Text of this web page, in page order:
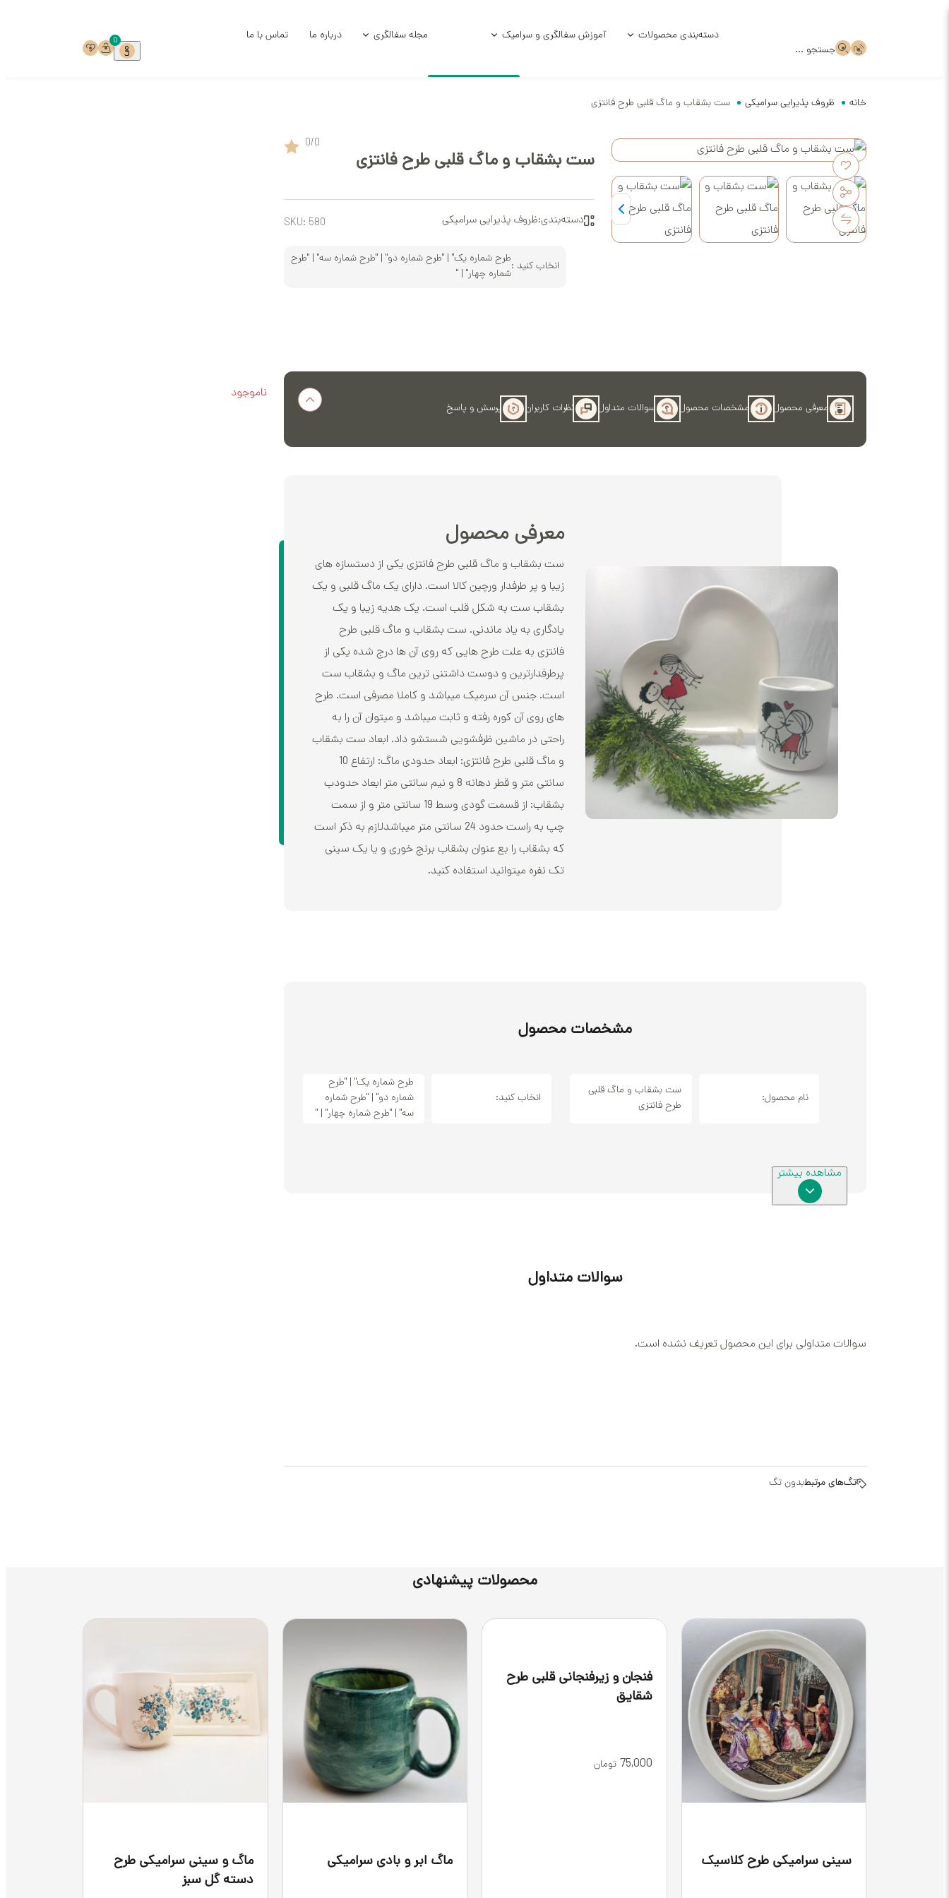
جستجو ...
دسته‌بندی محصولات
ظروف سرامیکی
ظروف سرامیکی خام
قالب گچی استوک
ظروف سفالی
آموزش سفالگری و سرامیک مجله سفالگری
آموزش سفالگری
سفالگری با دست
درباره ما تماس با ما 0
خانه ظروف پذیرایی سرامیکی ست بشقاب و ماگ قلبی طرح فانتزی
ست بشقاب و ماگ قلبی طرح فانتزی
0/0
دسته‌بندی:ظروف پذیرایی سرامیکی SKU: 580
انخاب کنید :
طرح شماره یک" | "طرح شماره دو" | "طرح شماره سه" | "طرح
شماره چهار" | "
معرفی محصول مشخصات محصول سوالات متداول نظرات کاربران پرسش و پاسخ
معرفی محصول
ست بشقاب و ماگ قلبی طرح فانتزی یکی از دستسازه های
زیبا و پر طرفدار ورچین کالا است. دارای یک ماگ قلبی و یک
بشقاب ست به شکل قلب است. یک هدیه زیبا و یک
یادگاری به یاد ماندنی. ست بشقاب و ماگ قلبی طرح
فانتزی به علت طرح هایی که روی آن ها درج شده یکی از
پرطرفدارترین و دوست داشتنی ترین ماگ و بشقاب ست
است. جنس آن سرمیک میباشد و کاملا مصرفی است. طرح
های روی آن کوره رفته و ثابت میباشد و میتوان آن را به
راحتی در ماشین ظرفشویی شستشو داد. ابعاد ست بشقاب
و ماگ قلبی طرح فانتزی: ابعاد حدودی ماگ: ارتفاع 10
سانتی متر و قطر دهانه 8 و نیم سانتی متر ابعاد حدودب
بشقاب: از قسمت گودی وسط 19 سانتی متر و از سمت
چپ به راست حدود 24 سانتی متر میباشدلازم به ذکر است
که بشقاب را بع عنوان بشقاب برنج خوری و یا یک سینی
تک نفره میتوانید استفاده کنید.
مشخصات محصول
نام محصول:
ست بشقاب و ماگ قلبی
طرح فانتزی
انخاب کنید:
طرح شماره یک" | "طرح
شماره دو" | "طرح شماره
سه" | "طرح شماره چهار" | "
سوالات متداول
سوالات متداولی برای این محصول تعریف نشده است.
تگ‌های مرتبطبدون تگ
ناموجود
محصولات پیشنهادی
سینی سرامیکی طرح کلاسیک
فنجان و زیرفنجانی قلبی طرح
شقایق
75,000 تومان
ماگ ابر و بادی سرامیکی
ماگ و سینی سرامیکی طرح
دسته گل سبز